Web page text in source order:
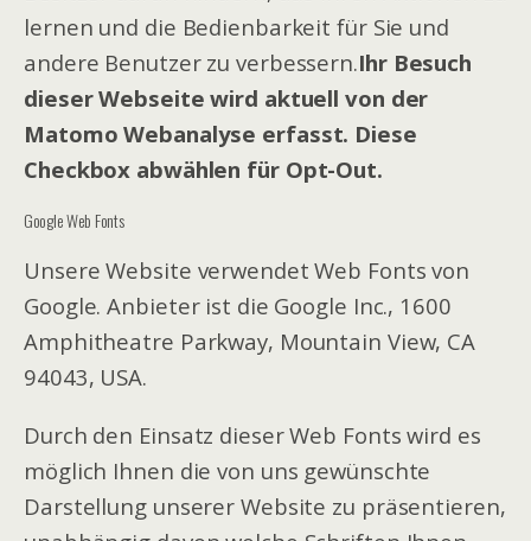
lernen und die Bedienbarkeit für Sie und
andere Benutzer zu verbessern.Ihr Besuch
dieser Webseite wird aktuell von der
Matomo Webanalyse erfasst. Diese
Checkbox abwählen für Opt-Out.
Google Web Fonts
Unsere Website verwendet Web Fonts von
Google. Anbieter ist die Google Inc., 1600
Amphitheatre Parkway, Mountain View, CA
94043, USA.
Durch den Einsatz dieser Web Fonts wird es
möglich Ihnen die von uns gewünschte
Darstellung unserer Website zu präsentieren,